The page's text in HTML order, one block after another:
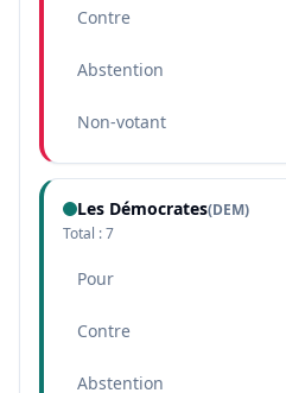
Contre
Abstention
Non-votant
Les Démocrates(DEM)
Total :7
Pour
Contre
Abstention